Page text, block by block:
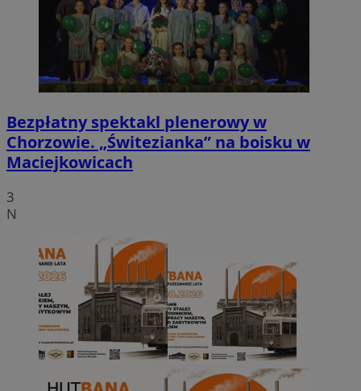
Bezpłatny spektakl plenerowy w
Chorzowie. „Świtezianka” na boisku w
Maciejkowicach
3
N